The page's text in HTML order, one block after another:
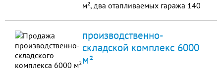
м², два отапливаемых гаража 140
водопровод, центральная
канализация, электричество.
Территория асфальтирована и
производственно-
складской комплекс 6000
м²